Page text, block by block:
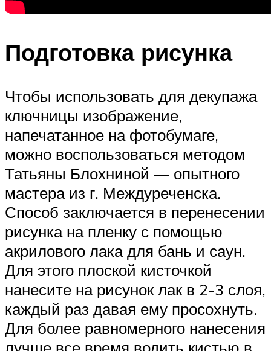
Подготовка рисунка
Чтобы использовать для декупажа
ключницы изображение,
напечатанное на фотобумаге,
можно воспользоваться методом
Татьяны Блохниной — опытного
мастера из г. Междуреченска.
Способ заключается в перенесении
рисунка на пленку с помощью
акрилового лака для бань и саун.
Для этого плоской кисточкой
нанесите на рисунок лак в 2-3 слоя,
каждый раз давая ему просохнуть.
Для более равномерного нанесения